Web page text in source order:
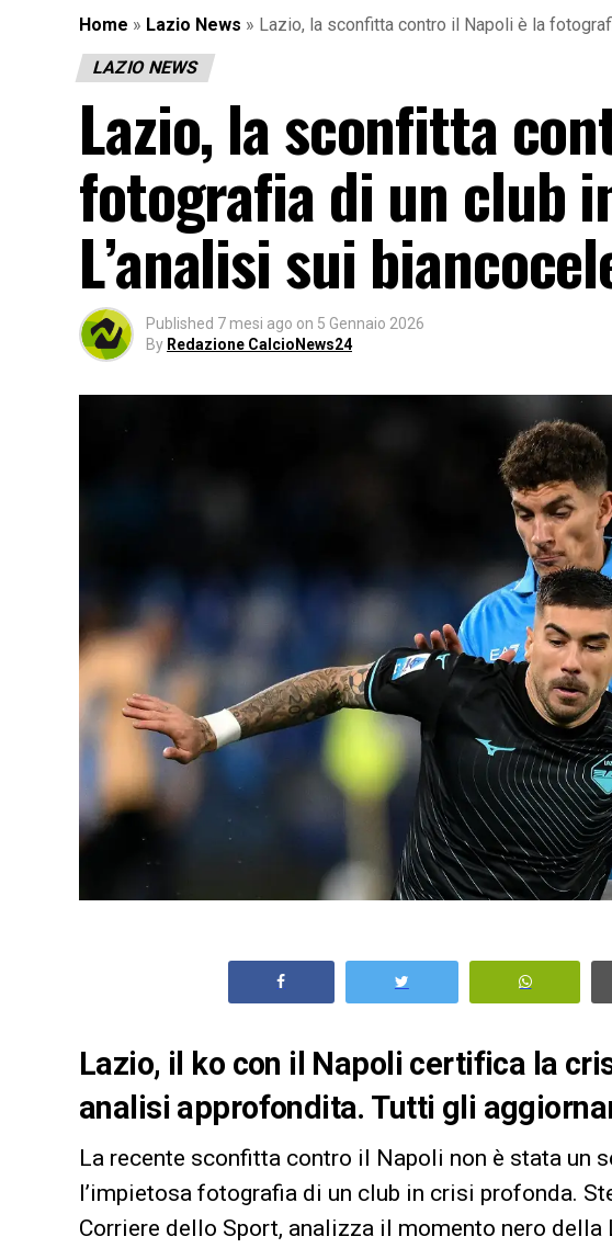
Home » Lazio News » Lazio, la sconfitta contro il Napoli è la
LAZIO NEWS
Lazio, la sconfitta
fotografia di un club
L’analisi sui
Published 7 mesi ago on 5 Gennaio 2026
By Redazione CalcioNews24
Lazio, il ko con il Napoli certifica la
analisi approfondita. Tutti gli
La recente sconfitta contro il Napoli non è stata un
l’impietosa fotografia di un club in crisi profonda.
Corriere dello Sport, analizza il momento nero